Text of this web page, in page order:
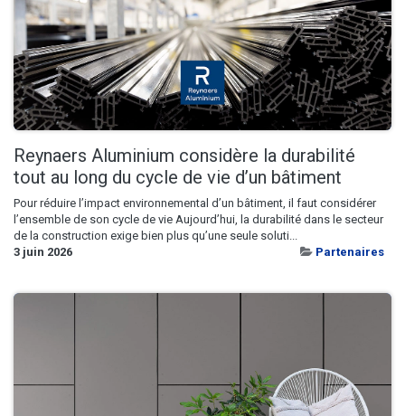
Reynaers Aluminium considère la durabilité
tout au long du cycle de vie d’un bâtiment
Pour réduire l’impact environnemental d’un bâtiment, il faut considérer
l’ensemble de son cycle de vie Aujourd’hui, la durabilité dans le secteur
de la construction exige bien plus qu’une seule soluti...
3 juin 2026
Partenaires